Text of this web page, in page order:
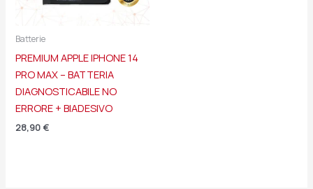
Batterie
PREMIUM APPLE IPHONE 14
PRO MAX – BATTERIA
DIAGNOSTICABILE NO
ERRORE + BIADESIVO
28,90 €